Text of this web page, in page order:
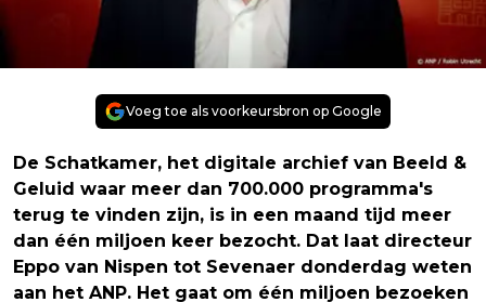
Voeg toe als voorkeursbron op Google
De Schatkamer, het digitale archief van Beeld &
Geluid waar meer dan 700.000 programma's
terug te vinden zijn, is in een maand tijd meer
dan één miljoen keer bezocht. Dat laat directeur
Eppo van Nispen tot Sevenaer donderdag weten
aan het ANP. Het gaat om één miljoen bezoeken